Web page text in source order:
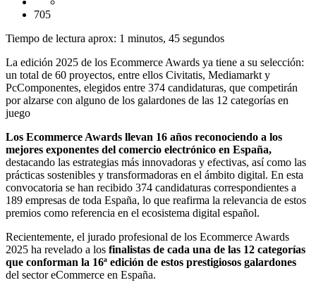
705
Tiempo de lectura aprox: 1 minutos, 45 segundos
La edición 2025 de los Ecommerce Awards ya tiene a su selección:
un total de 60 proyectos, entre ellos Civitatis, Mediamarkt y
PcComponentes, elegidos entre 374 candidaturas, que competirán
por alzarse con alguno de los galardones de las 12 categorías en
juego
Los Ecommerce Awards llevan 16 años reconociendo a los
mejores exponentes del comercio electrónico en España,
destacando las estrategias más innovadoras y efectivas, así como las
prácticas sostenibles y transformadoras en el ámbito digital. En esta
convocatoria se han recibido 374 candidaturas correspondientes a
189 empresas de toda España, lo que reafirma la relevancia de estos
premios como referencia en el ecosistema digital español.
Recientemente, el jurado profesional de los Ecommerce Awards
2025 ha revelado a los finalistas de cada una de las 12 categorías
que conforman la 16ª edición de estos prestigiosos galardones
del sector eCommerce en España.